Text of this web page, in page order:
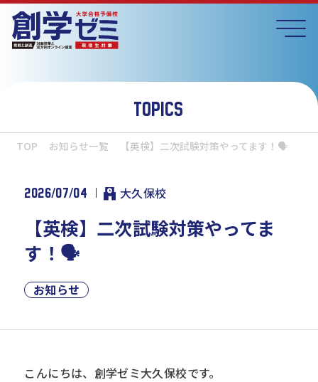
TOPICS
TOP お知らせ一覧 【英検】二次試験対策やってます！🗣
2026/07/04 大久保校
【英検】二次試験対策やってま
す！🗣
お知らせ
こんにちは、創学ゼミ大久保校です。